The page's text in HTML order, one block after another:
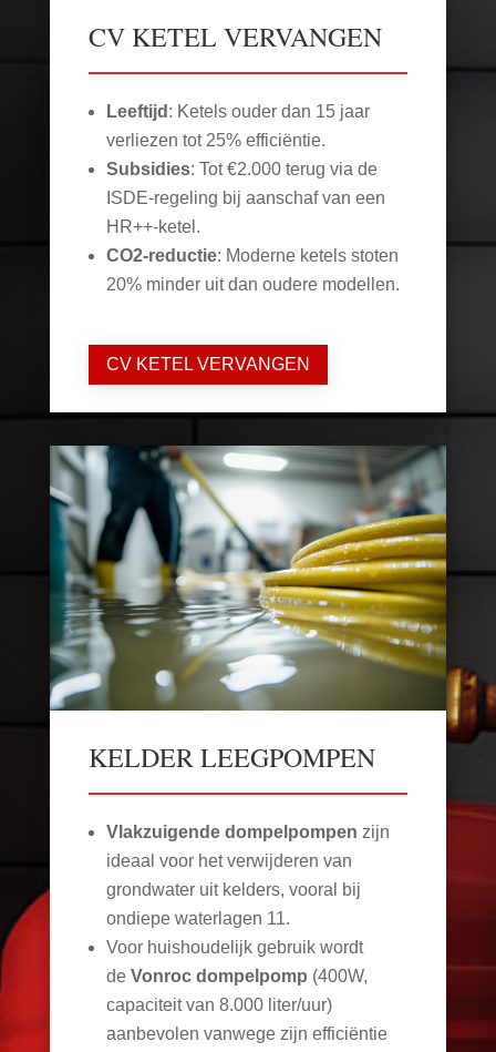
CV KETEL VERVANGEN
Leeftijd : Ketels ouder dan 15 jaar
verliezen tot 25% efficiëntie.
Subsidies: Tot €2.000 terug via de
ISDE-regeling bij aanschaf van een
HR++-ketel.
CO2-reductie: Moderne ketels stoten
20% minder uit dan oudere modellen.
CV KETEL VERVANGEN
KELDER LEEGPOMPEN
Vlakzuigende dompelpompen zijn
ideaal voor het verwijderen van
grondwater uit kelders, vooral bij
ondiepe waterlagen 11.
Voor huishoudelijk gebruik wordt
de Vonroc dompelpomp (400W,
capaciteit van 8.000 liter/uur)
aanbevolen vanwege zijn efficiëntie